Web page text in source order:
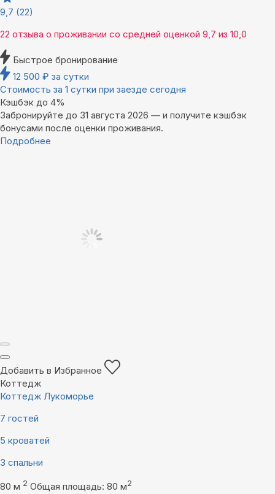
9,7 (22)
22 отзыва о проживании со средней оценкой 9,7 из 10,0
Быстрое бронирование
12 500 ₽ за сутки
Стоимость за 1 сутки при заезде сегодня
Кэшбэк до 4%
Забронируйте до 31 августа 2026 — и получите кэшбэк
бонусами после оценки проживания.
Подробнее
Добавить в Избранное
Коттедж
Коттедж Лукоморье
7 гостей
5 кроватей
3 спальни
80 м 2 Общая площадь: 80 м2